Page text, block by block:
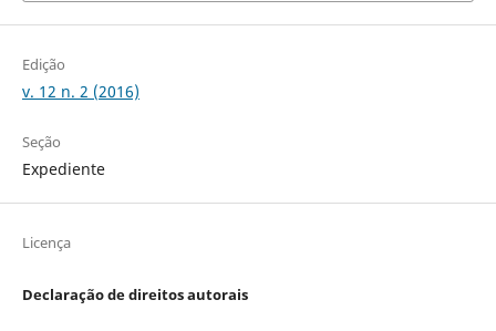
Edição
v. 12 n. 2 (2016)
Seção
Expediente
Licença
Declaração de direitos autorais